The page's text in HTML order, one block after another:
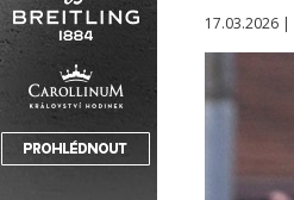
17.03.2026 |